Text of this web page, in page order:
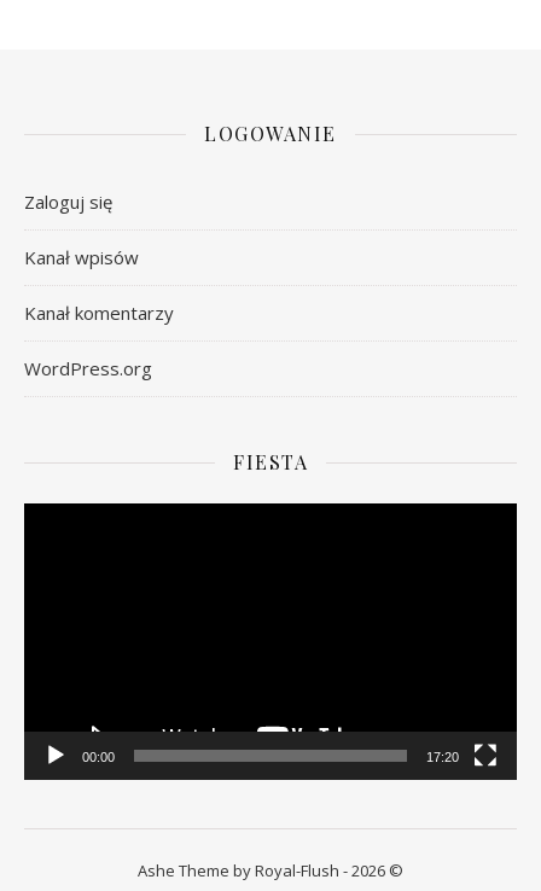
LOGOWANIE
Zaloguj się
Kanał wpisów
Kanał komentarzy
WordPress.org
FIESTA
Odtwarzacz
00:00 17:20
Ashe Theme by Royal-Flush - 2026 ©